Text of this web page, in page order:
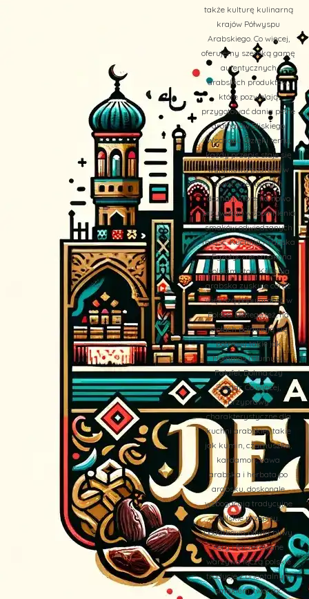
także kulturę kulinarną
krajów Półwyspu
Arabskiego. Co więcej,
oferujemy szeroką gamę
autentycznych
arabskich produktów,
które pozwalają
przygotować dania pełne
aromatów Bliskiego
Wschodu. Dzięki temu,
każdy przepis staje się
wyjątkową podróżą w
świat orientalnych
doznań, które na nowo
przywołują wspomnienia
smaków odwiedzanych
miejsc. Kuchnia Arabska
– Egzotyczne smaki na
polskim stole Kuchnia
arabska zyskuje coraz
większą popularność w
Polsce. Dlatego też, na
stołach pojawiają się
potrawy takie jak
Hommos (Humus),
Falafel, Dolma czy
Zaatar. Co więcej,
przyprawy
charakterystyczne dla
kuchni arabskiej, takie
jak kumin, czarnuszka,
kardamon, kawa
arabska i herbata po
arabsku, doskonale
wzbogacają tradycyjne
polskie przepisy.
Dodatkowo, oliwki, oliwy,
sery i faszerowane
warzywa łączą polskie
tradycje z orientalnym
smakiem, tworząc